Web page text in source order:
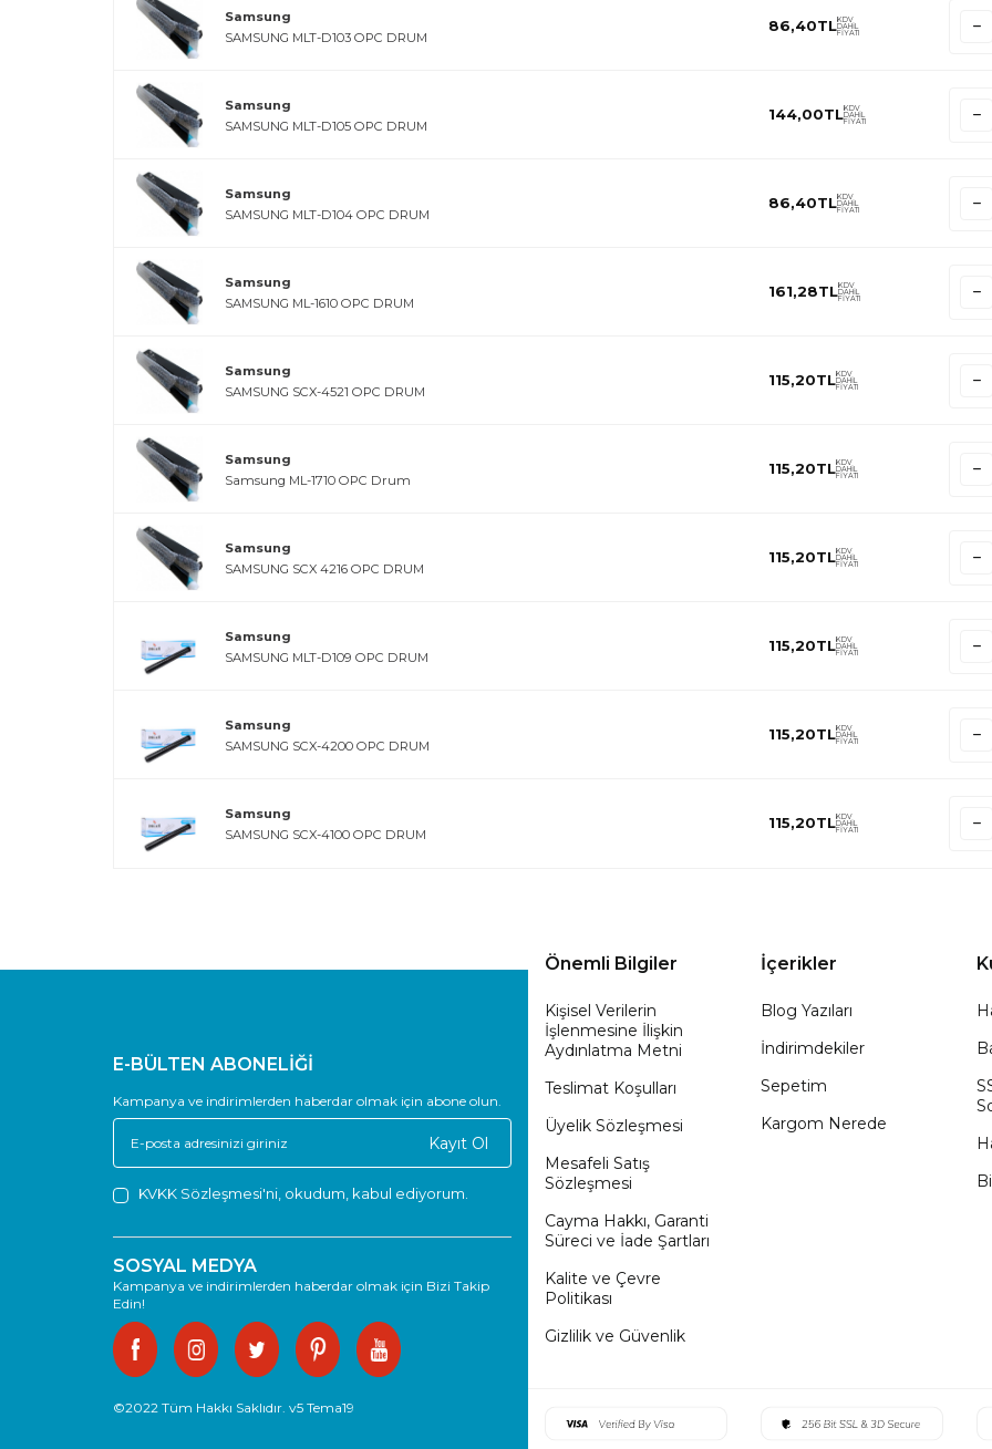
Samsung
SAMSUNG MLT-D103 OPC DRUM
86,40TLKDV
DAHİL
FİYATI
Samsung
SAMSUNG MLT-D105 OPC DRUM
144,00TLKDV
DAHİL
FİYATI
Samsung
SAMSUNG MLT-D104 OPC DRUM
86,40TLKDV
DAHİL
FİYATI
Samsung
SAMSUNG ML-1610 OPC DRUM
161,28TLKDV
DAHİL
FİYATI
Samsung
SAMSUNG SCX-4521 OPC DRUM
115,20TLKDV
DAHİL
FİYATI
Samsung
Samsung ML-1710 OPC Drum
115,20TLKDV
DAHİL
FİYATI
Samsung
SAMSUNG SCX 4216 OPC DRUM
115,20TLKDV
DAHİL
FİYATI
Samsung
SAMSUNG MLT-D109 OPC DRUM
115,20TLKDV
DAHİL
FİYATI
Samsung
SAMSUNG SCX-4200 OPC DRUM
115,20TLKDV
DAHİL
FİYATI
Samsung
SAMSUNG SCX-4100 OPC DRUM
115,20TLKDV
DAHİL
FİYATI
E-BÜLTEN ABONELİĞİ
Kampanya ve indirimlerden haberdar olmak için abone olun.
Kayıt Ol
KVKK Sözleşmesi'ni , okudum, kabul ediyorum.
SOSYAL MEDYA
Kampanya ve indirimlerden haberdar olmak için Bizi Takip
Edin!
©2022 Tüm Hakkı Saklıdır. v5 Tema19
Önemli Bilgiler
Kişisel Verilerin
İşlenmesine İlişkin
Aydınlatma Metni
Teslimat Koşulları
Üyelik Sözleşmesi
Mesafeli Satış
Sözleşmesi
Cayma Hakkı, Garanti
Süreci ve İade Şartları
Kalite ve Çevre
Politikası
Gizlilik ve Güvenlik
İçerikler
Blog Yazıları
İndirimdekiler
Sepetim
Kargom Nerede